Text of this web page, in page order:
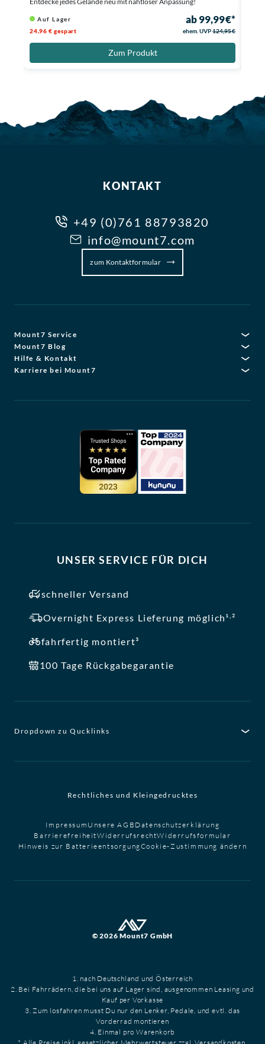
Auf Lager ab 99,99 €*
24,96 € gespart ehem. UVP124,95 €
Zum Produkt
KONTAKT
+49 (0)761 88793820
info@mount7.com
zum Kontaktformular
Mount7 Service
Mount7 Blog
Hilfe & Kontakt
Karriere bei Mount7
UNSER SERVICE FÜR DICH
schneller Versand
Overnight Express Lieferung möglich¹ ,²
fahrfertig montiert³
100 Tage Rückgabegarantie
Dropdown zu Qucklinks
Rechtliches und Kleingedrucktes
Impressum Unsere AGB Datenschutzerklärung
BarrierefreiheitWiderrufsrechtWiderrufsformular
Hinweis zur BatterieentsorgungCookie-Zustimmung ändern
© 2026 Mount7 GmbH
1. nach Deutschland und Österreich
2. Bei Fahrrädern, die bei uns auf Lager sind, ausgenommen Leasing und
Kauf per Vorkasse
3. Zum losfahren musst Du nur den Lenker, Pedale, und evtl. das
Vorderrad montieren
4. Einmal pro Warenkorb